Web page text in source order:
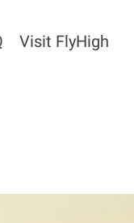
Visit FlyHigh